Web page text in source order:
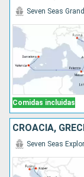
Comidas incluidas
Seven Seas
Seven Seas